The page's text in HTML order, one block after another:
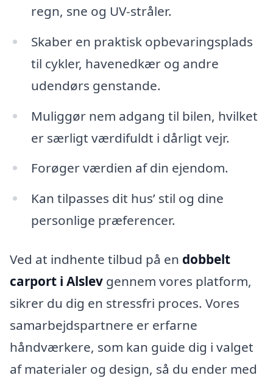
regn, sne og UV-stråler.
Skaber en praktisk opbevaringsplads
til cykler, havenedkær og andre
udendørs genstande.
Muliggør nem adgang til bilen, hvilket
er særligt værdifuldt i dårligt vejr.
Forøger værdien af din ejendom.
Kan tilpasses dit hus’ stil og dine
personlige præferencer.
Ved at indhente tilbud på en dobbelt
carport i Alslev gennem vores platform,
sikrer du dig en stressfri proces. Vores
samarbejdspartnere er erfarne
håndværkere, som kan guide dig i valget
af materialer og design, så du ender med